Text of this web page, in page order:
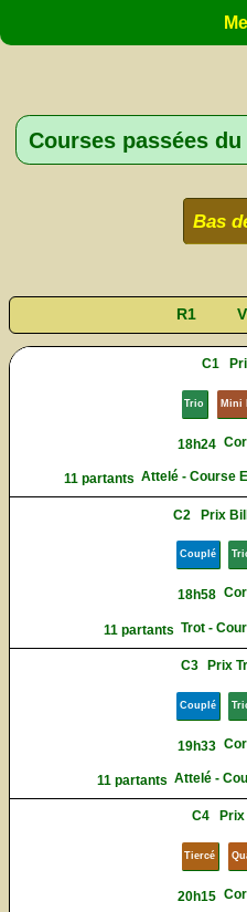
Courses passées
Bas
R1
C1
Trio Mini
18h24
11 partants Attelé - Course
C2 Prix
Couplé
18h58
11 partants Trot -
C3 Prix
Couplé
19h33
11 partants Attelé -
C4
Tiercé
20h15